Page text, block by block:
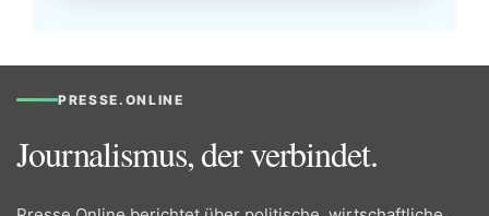
PRESSE.ONLINE
Journalismus, der verbindet.